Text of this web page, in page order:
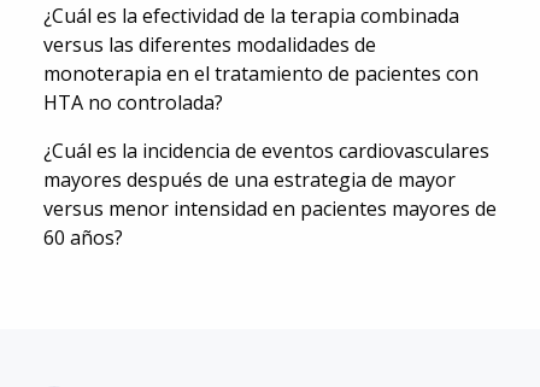
¿Cuál es la efectividad de la terapia combinada
versus las diferentes modalidades de
monoterapia en el tratamiento de pacientes con
HTA no controlada?
¿Cuál es la incidencia de eventos cardiovasculares
mayores después de una estrategia de mayor
versus menor intensidad en pacientes mayores de
60 años?